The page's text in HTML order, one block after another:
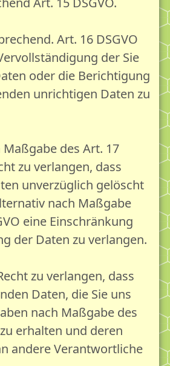
Art. 16 DSGVO
der Sie
oder die Berichtigung
unrichtigen Daten zu
Maßgabe des Art. 17
zu verlangen, dass
unverzüglich gelöscht
nach Maßgabe
eine Einschränkung
der Daten zu verlangen.
zu verlangen, dass
Daten, die Sie uns
nach Maßgabe des
erhalten und deren
andere Verantwortliche